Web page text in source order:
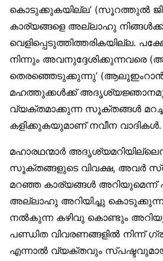
കൊടുക്കുകയില്ല’ (സൂറത്തുല്‍
കാര്യങ്ങളെ അല്ലാഹു നിങ്ങള്‍ക്ക്
വെളിപ്പെടുത്തിത്തരികയില്ല.
നിന്നും അവനുദ്ദേശിക്കുന്നവരെ
തെരഞ്ഞെടുക്കുന്നു’ (ആലുഇംറാന്‍/
മഹത്തുക്കള്‍ക്ക്
വ്യക്തമാക്കുന്ന സൂക്തങ്ങള്‍ മറച്ച്
കളിക്കുകയുമാണ് നവീന വാദികള്‍.
മഹാരഥന്മാര്‍
സൂക്തങ്ങളുടെ വിവക്ഷ, അവര്‍
മറഞ്ഞ കാര്യങ്ങള്‍ അറിയുമെന്ന്
അല്ലാഹു അറിയിച്ചു
നല്‍കുന്ന കഴിവു കൊണ്ടും
പണ്ഡിത വിവരണങ്ങളില്‍ നിന്ന്
എന്നാല്‍ വ്യക്തവും